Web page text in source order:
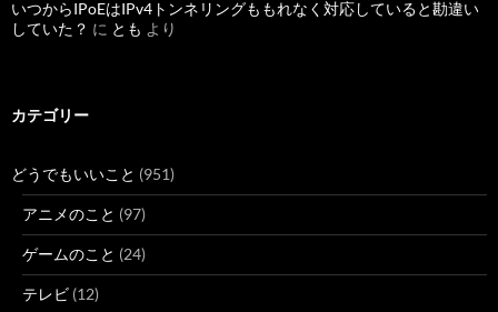
いつからIPoEはIPv4トンネリングももれなく対応していると勘違い
していた？ に とも より
カテゴリー
どうでもいいこと (951)
アニメのこと (97)
ゲームのこと (24)
テレビ (12)